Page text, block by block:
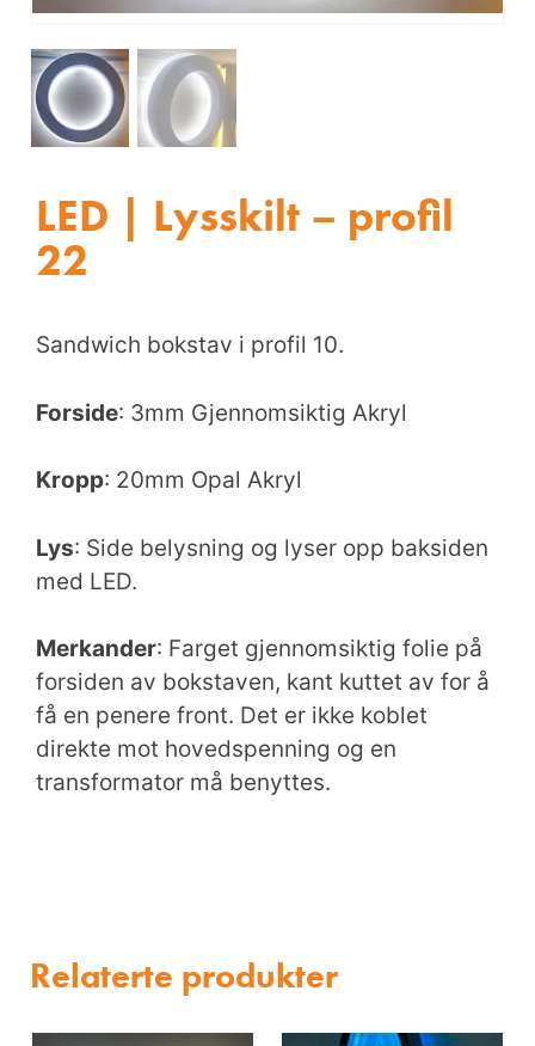
LED | Lysskilt – profil
22
Sandwich bokstav i profil 10.
Forside: 3mm Gjennomsiktig Akryl
Kropp: 20mm Opal Akryl
Lys: Side belysning og lyser opp baksiden
med LED.
Merkander: Farget gjennomsiktig folie på
forsiden av bokstaven, kant kuttet av for å
få en penere front. Det er ikke koblet
direkte mot hovedspenning og en
transformator må benyttes.
Relaterte produkter